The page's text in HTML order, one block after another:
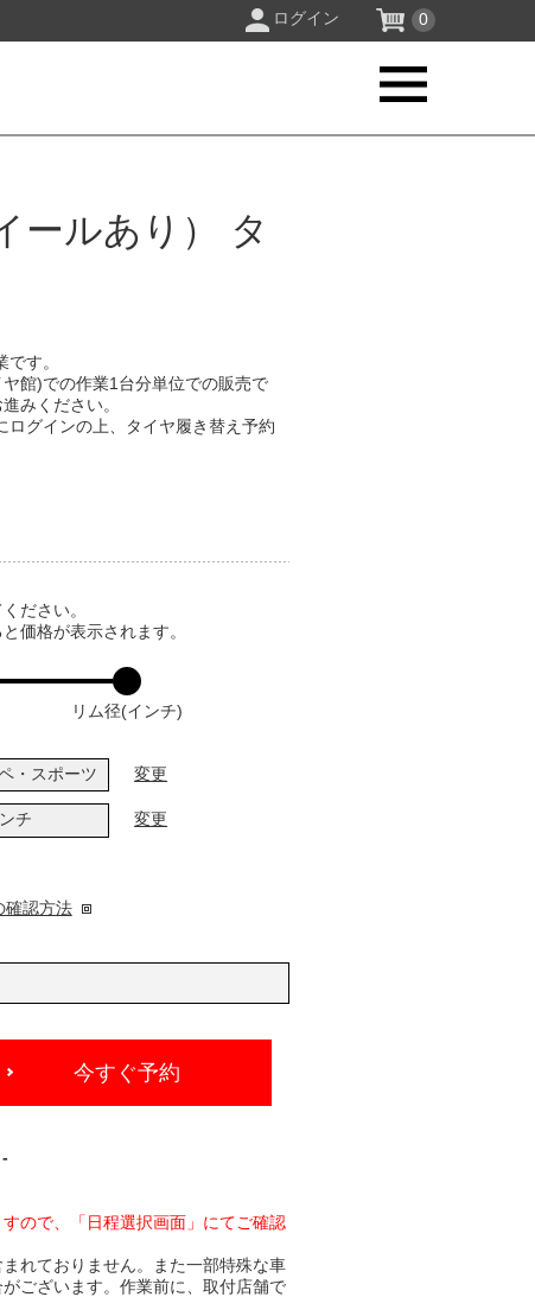
ログイン 0
ールあり） タ
す。
館)での作業1台分単位での販売で
みください。
ログインの上、タイヤ履き替え予約
ださい。
価格が表示されます。
リム径(インチ)
・スポーツ 変更
チ 変更
確認方法
今すぐ予約
ので、「日程選択画面」にてご確認
れておりません。また一部特殊な車
ございます。作業前に、取付店舗で